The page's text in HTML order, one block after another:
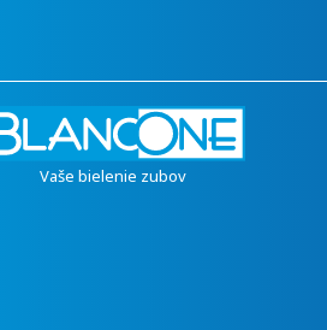
Vaše bielenie zubov